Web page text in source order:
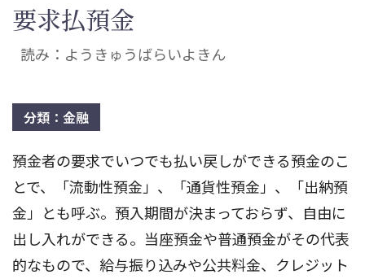
要求払預金
読み：ようきゅうばらいよきん
分類：金融
預金者の要求でいつでも払い戻しができる預金のこ
とで、「流動性預金」、「通貨性預金」、「出納預
金」とも呼ぶ。預入期間が決まっておらず、自由に
出し入れができる。当座預金や普通預金がその代表
的なもので、給与振り込みや公共料金、クレジット